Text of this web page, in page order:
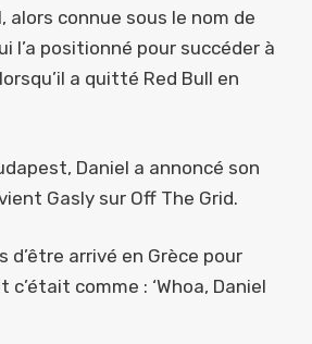
alors connue sous le nom de
l’a positionné pour succéder à
a quitté Red Bull en
Daniel a annoncé son
Gasly sur Off The Grid.
d’être arrivé en Grèce pour
c’était comme : ‘Whoa, Daniel